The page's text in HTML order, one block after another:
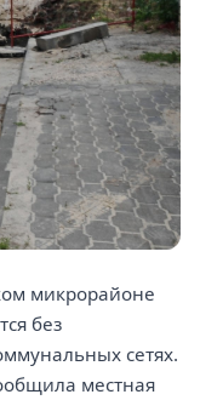
микрорайоне
без
сетях.
местная